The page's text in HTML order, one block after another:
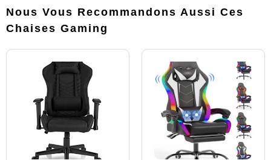
Nous Vous Recommandons Aussi Ces
Chaises Gaming